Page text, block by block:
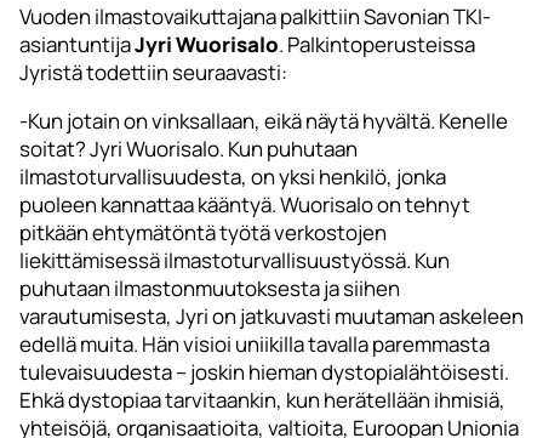
Vuoden ilmastovaikuttajana palkittiin Savonian TKI-
asiantuntijaJyri Wuorisalo. Palkintoperusteissa
Jyristä todettiin seuraavasti:
-Kun jotain on vinksallaan, eikä näytä hyvältä. Kenelle
soitat? Jyri Wuorisalo. Kun puhutaan
ilmastoturvallisuudesta, on yksi henkilö, jonka
puoleen kannattaa kääntyä. Wuorisalo on tehnyt
pitkään ehtymätöntä työtä verkostojen
liekittämisessä ilmastoturvallisuustyössä. Kun
puhutaan ilmastonmuutoksesta ja siihen
varautumisesta, Jyri on jatkuvasti muutaman askeleen
edellä muita. Hän visioi uniikilla tavalla paremmasta
tulevaisuudesta – joskin hieman dystopialähtöisesti.
Ehkä dystopiaa tarvitaankin, kun herätellään ihmisiä,
yhteisöjä, organisaatioita, valtioita, Euroopan Unionia